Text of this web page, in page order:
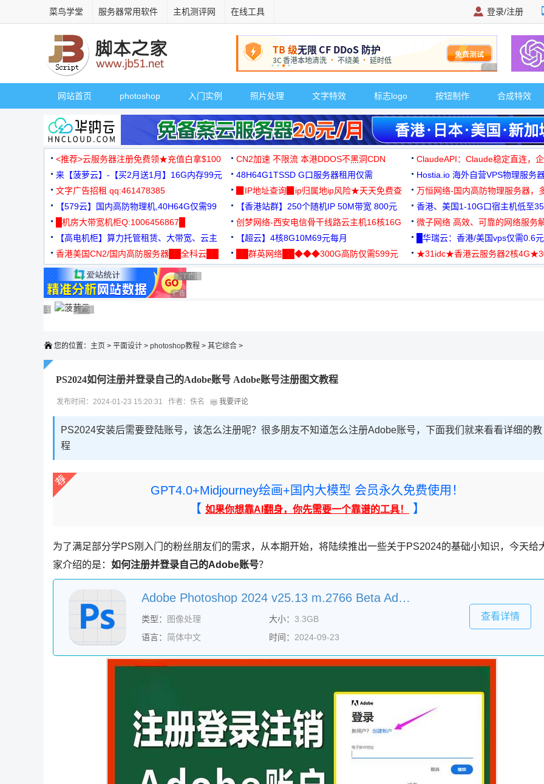
菜鸟学堂 服务器常用软件 主机测评网 在线工具 登录/注册
广告 商业广告，理性
网站首页 photoshop 入门实例 照片处理 文字特效 标志logo 按钮制作 合成特效
<推荐>云服务器注册免费领★充值白拿$100 CN2加速 不限流 本港DDOS不黑洞CDN ClaudeAPI：Claude稳定直连，
来【菠萝云】-【买2月送1月】16G内存99元
48H64G1TSSD G口服务器租用仅需
3000+可免费测试
Hostia.io 海外自营VPS物理服务
文字广告招租 qq:461478385
▉IP地址查询▉ip归属地ip风险★天天免费查
万恒网络-国内高防物理服务器，
99元/月起
【579云】国内高防物理机,40H64G仅需99
元
【香港站群】250个随机IP 50M带宽 800元 香港、美国1-10G口宿主机低至
█机房大带宽机柜Q:1006456867█
创梦网络-西安电信骨干线路云主机16核16G
88元/月
微子网络 高效、可靠的网络服务
【高电机柜】算力托管租赁、大带宽、云主
机
【超云】4核8G10M69元每月 █华瑞云：香港/美国vps仅需0.6元
香港美国CN2/国内高防服务器██全科云██
██群英网络██◆◆◆300G高防仅需599元
★31idc★香港云服务器2核
广告 商业广告，理性选择
广告 商业广告，理性选择
广告 商业广告，理性选择
广告 商业广告，理性选择
广告 商业广告，理性选择
广告 商业广告，理性选择
广告 商业广告，理性选择
广告 商业广告，理性选择广告 商业广告，理性选择
广告 商业广告，理性选择
您的位置： 主页 > 平面设计 > photoshop教程 > 其它综合 >
PS2024如何注册并登录自己的Adobe账号 Adobe账号注册图文教程
发布时间：2024-01-23 15:20:31 作者：佚名 我要评论
PS2024安装后需要登陆账号，该怎么注册呢？很多朋友不知道怎么注册Adobe账号，下面我们就来看看详细的教
程
GPT4.0+Midjourney绘画+国内大模型 会员永久免费使用！
【 如果你想靠AI翻身，你先需要一个靠谱的工具！ 】
为了满足部分学PS刚入门的粉丝朋友们的需求，从本期开始，将陆续推出一些关于PS2024的基础小知识，今天给
家介绍的是： 如何注册并登录自己的Adobe账号？
Adobe Photoshop 2024 v25.13 m.2766 Beta Adobe Firefly 中文直装版+神经滤镜
类型： 图像处理 大小： 3.3GB
语言： 简体中文 时间： 2024-09-23
查看详情